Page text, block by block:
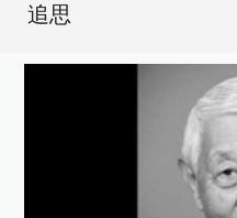
追思